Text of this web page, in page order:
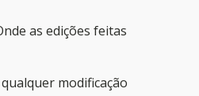
as edições feitas
modificação